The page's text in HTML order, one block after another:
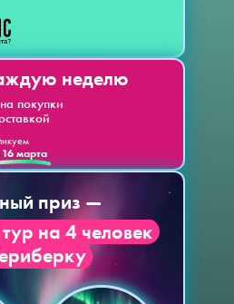
неделю
покупки
марта
приз —
на 4 человек